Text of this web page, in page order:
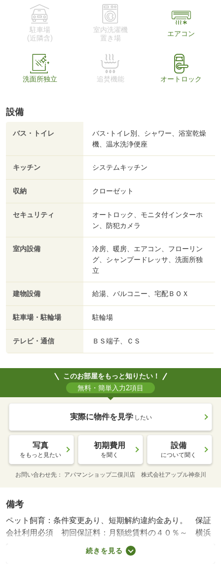
駐車場
(近隣含)
室内洗濯機
置き場
エアコン
洗面所独立 追焚機能 オートロック
設備
バス・トイレ
バス･トイレ別、シャワー、浴室乾燥
機、温水洗浄便座
キッチン システムキッチン
収納 クローゼット
セキュリティ
オートロック、モニタ付インターホ
ン、防犯カメラ
室内設備
冷房、暖房、エアコン、フローリン
グ、シャンプードレッサ、洗面所独
立
建物設備 給湯、バルコニー、宅配ＢＯＸ
駐車場・駐輪場 駐輪場
テレビ・通信 ＢＳ端子、ＣＳ
このお部屋をもっと知りたい！
無料・簡単入力2項目
実際に物件を見学 したい
写真
をもっと見たい
初期費用
を聞く
設備
について聞く
お問い合わせ先 アパマンショップ二俣川店 株式会社アップル神奈川
備考
ペット飼育：条件変更あり、短期解約違約金あり。 保証
会社利用必須 初回保証料：月額総賃料の４０％～ 横浜
市立下野谷小学校・６８５ｍ 横浜市立鶴見中学校・１４
３８ｍ コンビニ・２７５ｍ スーパー・４０９ｍ 病
続きを見る